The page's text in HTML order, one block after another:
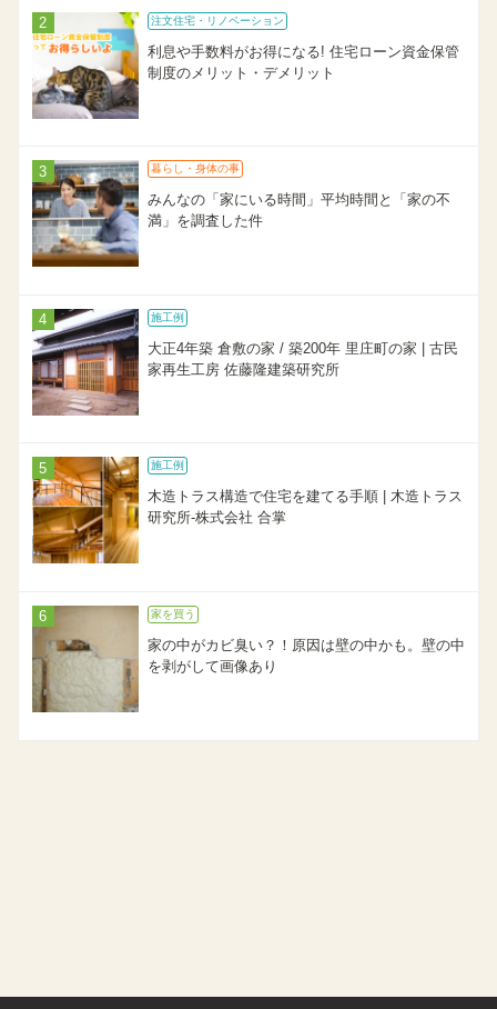
注文住宅・リノベーション
利息や手数料がお得になる! 住宅ローン資金保管
制度のメリット・デメリット
暮らし・身体の事
みんなの「家にいる時間」平均時間と「家の不
満」を調査した件
施工例
大正4年築 倉敷の家 / 築200年 里庄町の家 | 古民
家再生工房 佐藤隆建築研究所
施工例
木造トラス構造で住宅を建てる手順 | 木造トラス
研究所-株式会社 合掌
家を買う
家の中がカビ臭い？！原因は壁の中かも。壁の中
を剥がして画像あり